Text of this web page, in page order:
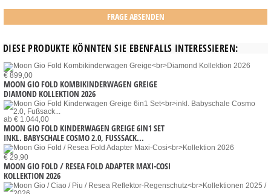
DIESE PRODUKTE KÖNNTEN SIE EBENFALLS INTERESSIEREN:
€ 899,00
MOON GIO FOLD KOMBIKINDERWAGEN GREIGE
DIAMOND KOLLEKTION 2026
ab € 1.044,00
MOON GIO FOLD KINDERWAGEN GREIGE 6IN1 SET
INKL. BABYSCHALE COSMO 2.0, FUSSSACK...
€ 29,90
MOON GIO FOLD / RESEA FOLD ADAPTER MAXI-COSI
KOLLEKTION 2026